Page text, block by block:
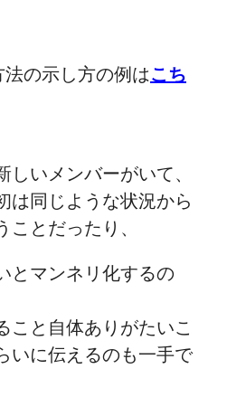
の示し方の例はこち
いメンバーがいて、
は同じような状況から
ことだったり、
とマンネリ化するの
こと自体ありがたいこ
いに伝えるのも一手で